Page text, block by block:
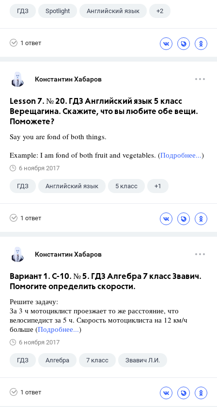
ГДЗ Spotlight Английский язык +2
1 ответ
Константин Хабаров
Lesson 7. № 20. ГДЗ Английский язык 5 класс
Верещагина. Скажите, что вы любите обе вещи.
Поможете?
Say you are fond of both things.
Example: I am fond of both fruit and vegetables. (Подробнее...)
6 ноября 2017
ГДЗ Английский язык 5 класс +1
1 ответ
Константин Хабаров
Вариант 1. С-10. № 5. ГДЗ Алгебра 7 класс Звавич.
Помогите определить скорости.
Решите задачу:
За 3 ч мотоциклист проезжает то же расстояние, что
велосипедист за 5 ч. Скорость мотоциклиста на 12 км/ч
больше (Подробнее...)
6 ноября 2017
ГДЗ Алгебра 7 класс Звавич Л.И.
1 ответ